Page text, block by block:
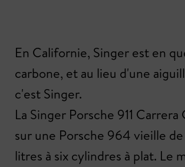
En Californie, Singer est en
carbone, et au lieu d'une
c'est Singer.
La Singer Porsche 911
sur une Porsche 964 vieille
litres à six cylindres à plat. Le